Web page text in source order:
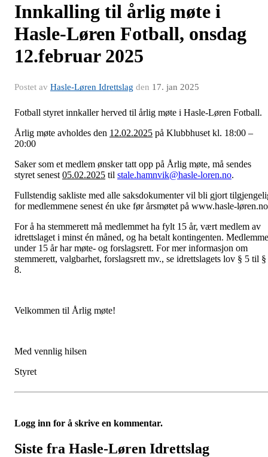
Innkalling til årlig møte i
Hasle-Løren Fotball, onsdag
12.februar 2025
Postet av Hasle-Løren Idrettslag den 17. jan 2025
Fotball styret innkaller herved til årlig møte i Hasle-Løren Fotball.
Årlig møte avholdes den 12.02.2025 på Klubbhuset kl. 18:00 –
20:00
Saker som et medlem ønsker tatt opp på Årlig møte, må sendes
styret senest 05.02.2025 til stale.hamnvik@hasle-loren.no.
Fullstendig sakliste med alle saksdokumenter vil bli gjort
for medlemmene senest én uke før årsmøtet på www.hasle-løren.no
For å ha stemmerett må medlemmet ha fylt 15 år, vært medlem av
idrettslaget i minst én måned, og ha betalt kontingenten.
under 15 år har møte- og forslagsrett. For mer informasjon om
stemmerett, valgbarhet, forslagsrett mv., se idrettslagets lov § 5 til §
8.
Velkommen til Årlig møte!
Med vennlig hilsen
Styret
Logg inn for å skrive en kommentar.
Siste fra Hasle-Løren Idrettslag